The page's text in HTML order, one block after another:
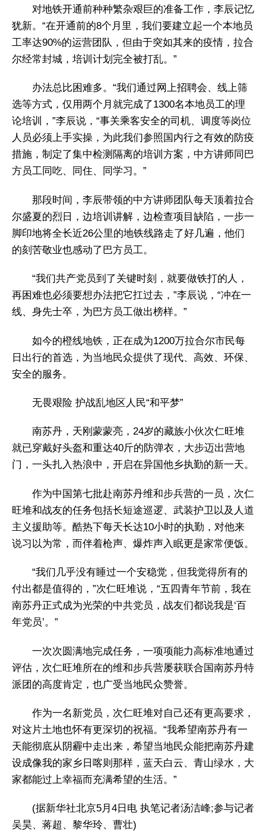
对地铁开通前种种繁杂艰巨的准备工作，李辰记忆
犹新。“在开通前的8个月里，我们要建立起一个本地员
工率达90%的运营团队，但由于突如其来的疫情，拉合
尔经常封城，培训计划完全被打乱。”
办法总比困难多。“我们通过网上招聘会、线上筛
选等方式，仅用两个月就完成了1300名本地员工的理
论培训，”李辰说，“事关乘客安全的司机、调度等岗位
人员必须上手实操，为此我们参照国内行之有效的防疫
措施，制定了集中检测隔离的培训方案，中方讲师同巴
方员工同吃、同住、同学习。”
那段时间，李辰带领的中方讲师团队每天顶着拉合
尔盛夏的烈日，边培训讲解，边检查项目缺陷，一步一
脚印地将全长近26公里的地铁线路走了好几遍，他们
的刻苦敬业也感动了巴方员工。
“我们共产党员到了关键时刻，就要做铁打的人，
再困难也必须要想办法把它扛过去，”李辰说，“冲在一
线、身先士卒，为巴方员工做出榜样。”
如今的橙线地铁，正在成为1200万拉合尔市民每
日出行的首选，为当地民众提供了现代、高效、环保、
安全的服务。
无畏艰险 护战乱地区人民“和平梦”
南苏丹，天刚蒙蒙亮，24岁的藏族小伙次仁旺堆
就已穿戴好头盔和重达40斤的防弹衣，大步迈出营地
门，一头扎入热浪中，开启在异国他乡执勤的新一天。
作为中国第七批赴南苏丹维和步兵营的一员，次仁
旺堆和战友的任务包括长短途巡逻、武装护卫以及人道
主义援助等。酷热下每天长达10小时的执勤，对他来
说习以为常，而伴着枪声、爆炸声入眠更是家常便饭。
“我们几乎没有睡过一个安稳觉，但我觉得所有的
付出都是值得的，”次仁旺堆说，“五四青年节前，我在
南苏丹正式成为光荣的中共党员，战友们都说我是‘百
年党员’。”
一次次圆满地完成任务，一项项能力高标准地通过
评估，次仁旺堆所在的维和步兵营屡获联合国南苏丹特
派团的高度肯定，也广受当地民众赞誉。
作为一名新党员，次仁旺堆对自己还有更高要求，
对这片土地也怀有更深切的祝福。“我希望南苏丹有一
天能彻底从阴霾中走出来，希望当地民众能把南苏丹建
设成像我的家乡日喀则那样，蓝天白云、青山绿水，大
家都能过上幸福而充满希望的生活。”
(据新华社北京5月4日电 执笔记者汤洁峰;参与记者
吴昊、蒋超、黎华玲、曹壮)